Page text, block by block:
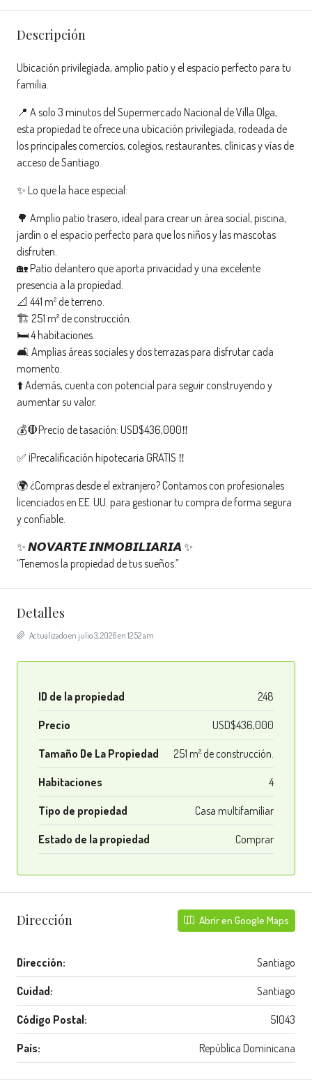
Descripción
Ubicación privilegiada, amplio patio y el espacio perfecto para tu
familia.
📍 A solo 3 minutos del Supermercado Nacional de Villa Olga,
esta propiedad te ofrece una ubicación privilegiada, rodeada de
los principales comercios, colegios, restaurantes, clínicas y vías de
acceso de Santiago.
✨ Lo que la hace especial:
🌳 Amplio patio trasero, ideal para crear un área social, piscina,
jardín o el espacio perfecto para que los niños y las mascotas
disfruten.
🏡 Patio delantero que aporta privacidad y una excelente
presencia a la propiedad.
📐 441 m² de terreno.
🏗️ 251 m² de construcción.
🛏️ 4 habitaciones.
🛋️ Amplias áreas sociales y dos terrazas para disfrutar cada
momento.
⬆️ Además, cuenta con potencial para seguir construyendo y
aumentar su valor.
💰🛑Precio de tasación: USD$436,000‼️
✅ ¡Precalificación hipotecaria GRATIS ‼️
🌍 ¿Compras desde el extranjero? Contamos con profesionales
licenciados en EE. UU. para gestionar tu compra de forma segura
y confiable.
✨ 𝙉𝙊𝙑𝘼𝙍𝙏𝙀 𝙄𝙉𝙈𝙊𝘽𝙄𝙇𝙄𝘼𝙍𝙄𝘼 ✨
“Tenemos la propiedad de tus sueños.”
Detalles
Actualizado en julio 3, 2026 en 12:52 am
ID de la propiedad 248
Precio USD$436,000
Tamaño De La Propiedad 251 m² de construcción.
Habitaciones 4
Tipo de propiedad Casa multifamiliar
Estado de la propiedad Comprar
Dirección Abrir en Google Maps
Dirección: Santiago
Cuidad: Santiago
Código Postal: 51043
País: República Dominicana